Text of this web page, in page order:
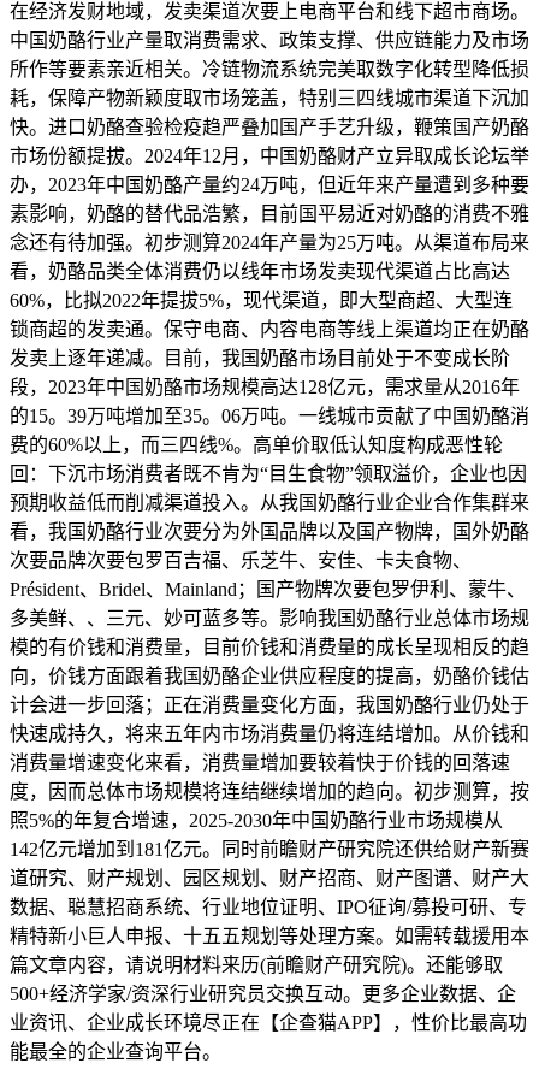
在经济发财地域，发卖渠道次要上电商平台和线下超市商场。
中国奶酪行业产量取消费需求、政策支撑、供应链能力及市场
所作等要素亲近相关。冷链物流系统完美取数字化转型降低损
耗，保障产物新颖度取市场笼盖，特别三四线城市渠道下沉加
快。进口奶酪查验检疫趋严叠加国产手艺升级，鞭策国产奶酪
市场份额提拔。2024年12月，中国奶酪财产立异取成长论坛举
办，2023年中国奶酪产量约24万吨，但近年来产量遭到多种要
素影响，奶酪的替代品浩繁，目前国平易近对奶酪的消费不雅
念还有待加强。初步测算2024年产量为25万吨。从渠道布局来
看，奶酪品类全体消费仍以线年市场发卖现代渠道占比高达
60%，比拟2022年提拔5%，现代渠道，即大型商超、大型连
锁商超的发卖通。保守电商、内容电商等线上渠道均正在奶酪
发卖上逐年递减。目前，我国奶酪市场目前处于不变成长阶
段，2023年中国奶酪市场规模高达128亿元，需求量从2016年
的15。39万吨增加至35。06万吨。一线城市贡献了中国奶酪消
费的60%以上，而三四线%。高单价取低认知度构成恶性轮
回：下沉市场消费者既不肯为“目生食物”领取溢价，企业也因
预期收益低而削减渠道投入。从我国奶酪行业企业合作集群来
看，我国奶酪行业次要分为外国品牌以及国产物牌，国外奶酪
次要品牌次要包罗百吉福、乐芝牛、安佳、卡夫食物、
Président、Bridel、Mainland；国产物牌次要包罗伊利、蒙牛、
多美鲜、、三元、妙可蓝多等。影响我国奶酪行业总体市场规
模的有价钱和消费量，目前价钱和消费量的成长呈现相反的趋
向，价钱方面跟着我国奶酪企业供应程度的提高，奶酪价钱估
计会进一步回落；正在消费量变化方面，我国奶酪行业仍处于
快速成持久，将来五年内市场消费量仍将连结增加。从价钱和
消费量增速变化来看，消费量增加要较着快于价钱的回落速
度，因而总体市场规模将连结继续增加的趋向。初步测算，按
照5%的年复合增速，2025-2030年中国奶酪行业市场规模从
142亿元增加到181亿元。同时前瞻财产研究院还供给财产新赛
道研究、财产规划、园区规划、财产招商、财产图谱、财产大
数据、聪慧招商系统、行业地位证明、IPO征询/募投可研、专
精特新小巨人申报、十五五规划等处理方案。如需转载援用本
篇文章内容，请说明材料来历(前瞻财产研究院)。还能够取
500+经济学家/资深行业研究员交换互动。更多企业数据、企
业资讯、企业成长环境尽正在【企查猫APP】，性价比最高功
能最全的企业查询平台。